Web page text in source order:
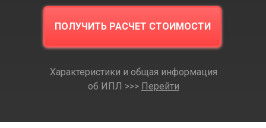
ПОЛУЧИТЬ РАСЧЕТ СТОИМОСТИ
Характеристики и общая информация
об ИПЛ >>> Перейти